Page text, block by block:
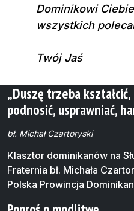
Dominikowi
wszystkich
Twój Jaś
„Duszę trzeba
podnosić, usprawniać,
bł. Michał Czartoryski
Klasztor dominikanów na
Fraternia bł. Michała
Polska Prowincja